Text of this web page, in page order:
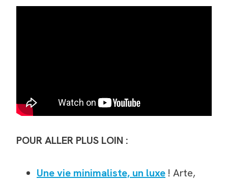
POUR ALLER PLUS LOIN :
Une vie minimaliste, un luxe ! Arte,